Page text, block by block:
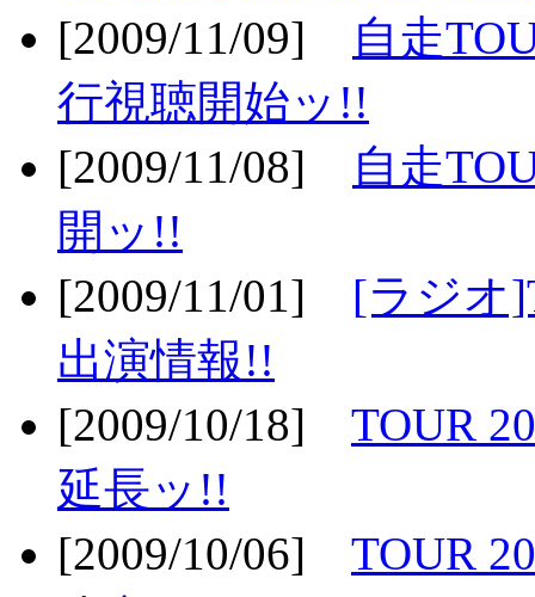
[2009/11/09]
自走
行視聴開始ッ!!
[2009/11/08]
自走
開ッ!!
[2009/11/01] [ラジオ
出演情報!!
[2009/10/18] TOUR
延長ッ!!
[2009/10/06] TOUR